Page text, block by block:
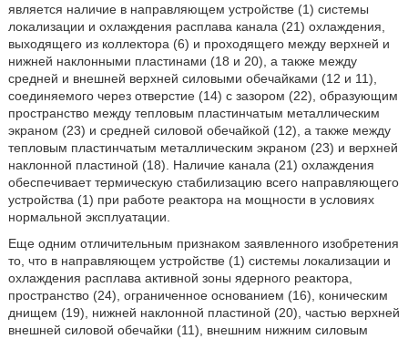
является наличие в направляющем устройстве (1) системы
локализации и охлаждения расплава канала (21) охлаждения,
выходящего из коллектора (6) и проходящего между верхней и
нижней наклонными пластинами (18 и 20), а также между
средней и внешней верхней силовыми обечайками (12 и 11),
соединяемого через отверстие (14) с зазором (22), образующим
пространство между тепловым пластинчатым металлическим
экраном (23) и средней силовой обечайкой (12), а также между
тепловым пластинчатым металлическим экраном (23) и верхней
наклонной пластиной (18). Наличие канала (21) охлаждения
обеспечивает термическую стабилизацию всего направляющего
устройства (1) при работе реактора на мощности в условиях
нормальной эксплуатации.
Еще одним отличительным признаком заявленного изобретения
то, что в направляющем устройстве (1) системы локализации и
охлаждения расплава активной зоны ядерного реактора,
пространство (24), ограниченное основанием (16), коническим
днищем (19), нижней наклонной пластиной (20), частью верхней
внешней силовой обечайки (11), внешним нижним силовым